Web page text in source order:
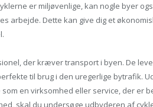
er miljøvenlige, kan nogle byer
arbejde. Dette kan give dig et
der kræver transport i byen. De
til brug i den uregerlige bytrafik.
en virksomhed eller service, der er
skal du undersøge udbyderen af